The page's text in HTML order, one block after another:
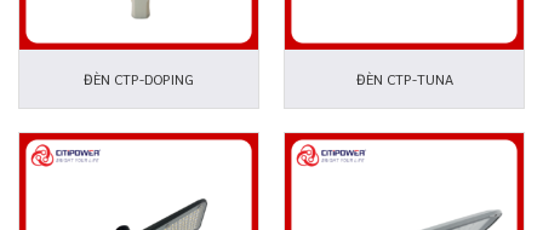
ĐÈN CTP-DOPING ĐÈN CTP-TUNA